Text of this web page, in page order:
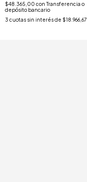
$48.365,00 con Transferencia o
depósito bancario
3 cuotas sin interés de $18.966,67